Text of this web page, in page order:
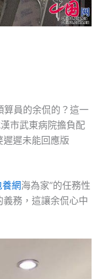
算員的余侃的？這一
市武東病院擔負配
遲未能回應版
網海為家”的任務性
務，這讓余侃心中